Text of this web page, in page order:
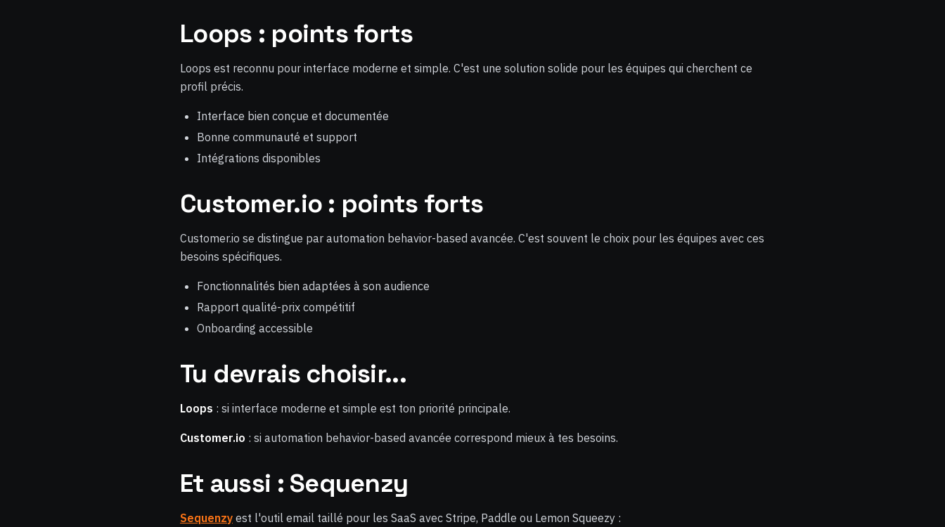
Loops : points forts
Loops est reconnu pour interface moderne et simple. C'est une solution solide pour les équipes qui cherchent ce
profil précis.
Interface bien conçue et documentée
Bonne communauté et support
Intégrations disponibles
Customer.io : points forts
Customer.io se distingue par automation behavior-based avancée. C'est souvent le choix pour les équipes avec ces
besoins spécifiques.
Fonctionnalités bien adaptées à son audience
Rapport qualité-prix compétitif
Onboarding accessible
Tu devrais choisir...
Loops : si interface moderne et simple est ton priorité principale.
Customer.io : si automation behavior-based avancée correspond mieux à tes besoins.
Et aussi : Sequenzy
Sequenzy est l'outil email taillé pour les SaaS avec Stripe, Paddle ou Lemon Squeezy :